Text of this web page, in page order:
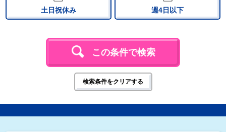
土日祝休み 週4日以下
この条件で検索
検索条件をクリアする